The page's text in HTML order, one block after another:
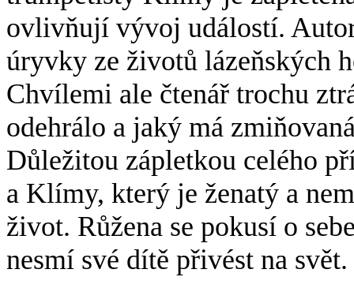
ovlivňují vývoj událostí.
úryvky ze životů lázeňských
Chvílemi ale čtenář trochu
odehrálo a jaký má
Důležitou zápletkou celého
a Klímy, který je ženatý a
život. Růžena se pokusí o
nesmí své dítě přivést na svět.